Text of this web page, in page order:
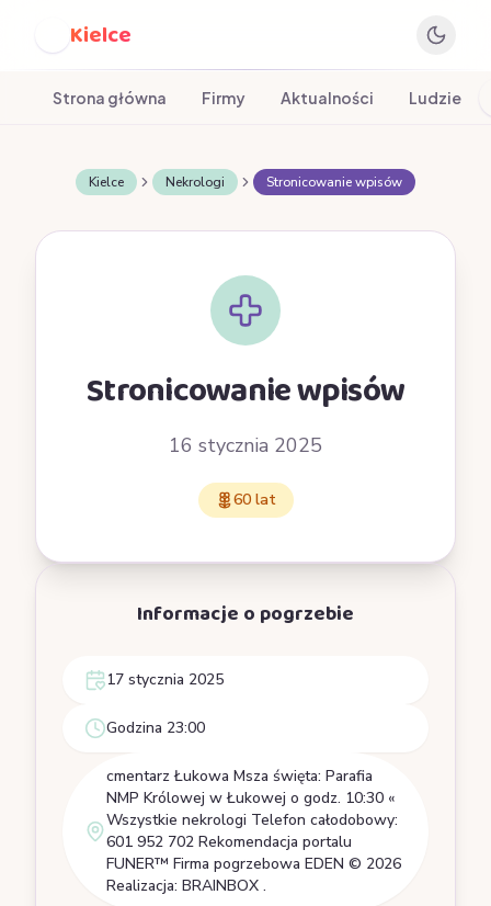
Kielce
Strona główna Firmy Aktualności Ludzie
Kielce Nekrologi Stronicowanie wpisów
Stronicowanie wpisów
16 stycznia 2025
60 lat
Informacje o pogrzebie
17 stycznia 2025
Godzina 23:00
cmentarz Łukowa Msza święta: Parafia
NMP Królowej w Łukowej o godz. 10:30 «
Wszystkie nekrologi Telefon całodobowy:
601 952 702 Rekomendacja portalu
FUNER™ Firma pogrzebowa EDEN © 2026
Realizacja: BRAINBOX .